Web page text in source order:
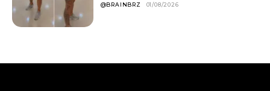
@BRAINBRZ 01/08/2026